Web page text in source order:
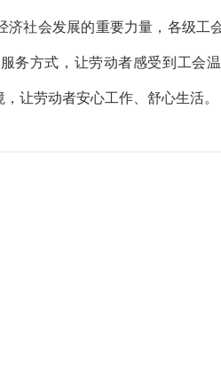
社会发展的重要力量，各级工
务方式，让劳动者感受到工会
让劳动者安心工作、舒心生活。